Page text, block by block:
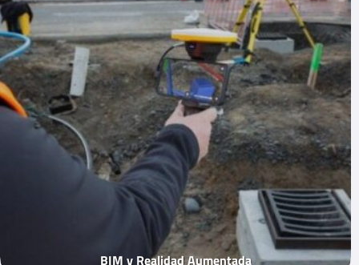
BIM y Realidad Aumentada